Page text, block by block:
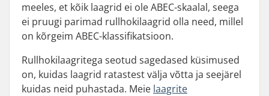
meeles, et kõik laagrid ei ole ABEC-skaalal, seega
ei pruugi parimad rullhokilaagrid olla need, millel
on kõrgeim ABEC-klassifikatsioon.
Rullhokilaagritega seotud sagedased küsimused
on, kuidas laagrid ratastest välja võtta ja seejärel
kuidas neid puhastada. Meie laagrite